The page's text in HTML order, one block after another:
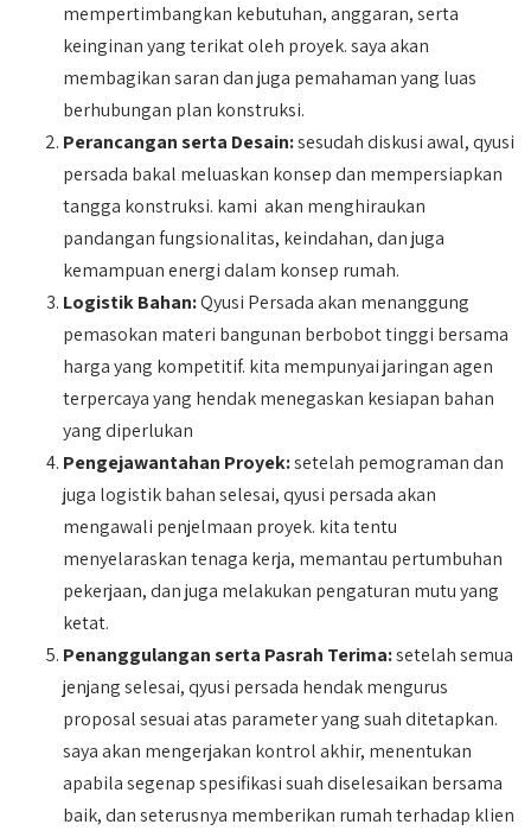
mempertimbangkan kebutuhan, anggaran, serta
keinginan yang terikat oleh proyek. saya akan
membagikan saran dan juga pemahaman yang luas
berhubungan plan konstruksi.
Perancangan serta Desain:sesudah diskusi awal, qyusi
persada bakal meluaskan konsep dan mempersiapkan
tangga konstruksi. kami akan menghiraukan
pandangan fungsionalitas, keindahan, dan juga
kemampuan energi dalam konsep rumah.
Logistik Bahan:Qyusi Persada akan menanggung
pemasokan materi bangunan berbobot tinggi bersama
harga yang kompetitif. kita mempunyai jaringan agen
terpercaya yang hendak menegaskan kesiapan bahan
yang diperlukan
Pengejawantahan Proyek:setelah pemograman dan
juga logistik bahan selesai, qyusi persada akan
mengawali penjelmaan proyek. kita tentu
menyelaraskan tenaga kerja, memantau pertumbuhan
pekerjaan, dan juga melakukan pengaturan mutu yang
ketat.
Penanggulangan serta Pasrah Terima:setelah semua
jenjang selesai, qyusi persada hendak mengurus
proposal sesuai atas parameter yang suah ditetapkan.
saya akan mengerjakan kontrol akhir, menentukan
apabila segenap spesifikasi suah diselesaikan bersama
baik, dan seterusnya memberikan rumah terhadap klien